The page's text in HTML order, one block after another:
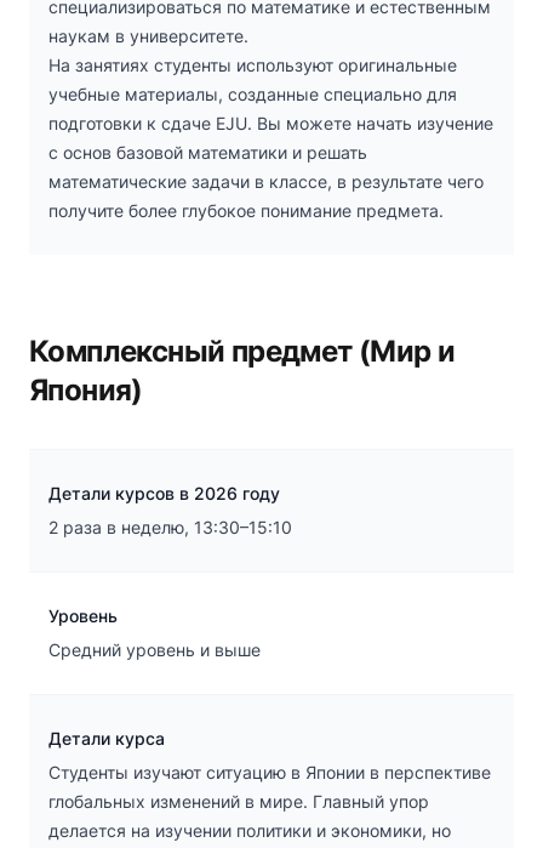
специализироваться по математике и естественным
наукам в университете.
На занятиях студенты используют оригинальные
учебные материалы, созданные специально для
подготовки к сдаче EJU. Вы можете начать изучение
с основ базовой математики и решать
математические задачи в классе, в результате чего
получите более глубокое понимание предмета.
Комплексный предмет (Мир и
Япония)
Детали курсов в 2026 году
2 раза в неделю, 13:30–15:10
Уровень
Средний уровень и выше
Детали курса
Студенты изучают ситуацию в Японии в перспективе
глобальных изменений в мире. Главный упор
делается на изучении политики и экономики, но